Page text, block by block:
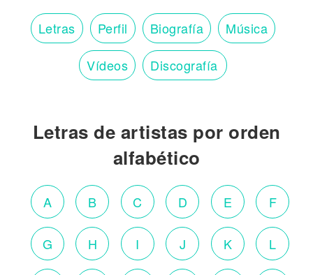
Letras Perfil Biografía Música
Vídeos Discografía
Letras de artistas por orden
alfabético
A B C D E F
G H I J K L